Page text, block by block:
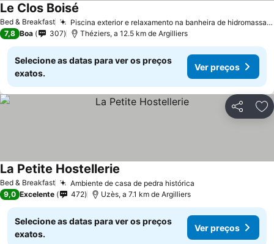
Bed & Breakfast Piscina exterior e relaxamento na banheira de hidromassagem
Le Clos Boisé
7,8 Boa 307 Théziers, a 12.5 km de Argilliers
Selecione as datas para ver os preços
exatos.
Ver preços
Partilhar
Bed & Breakfast Ambiente de casa de pedra histórica
La Petite Hostellerie
9,0 Excelente 472 Uzès, a 7.1 km de Argilliers
Selecione as datas para ver os preços
exatos.
Ver preços